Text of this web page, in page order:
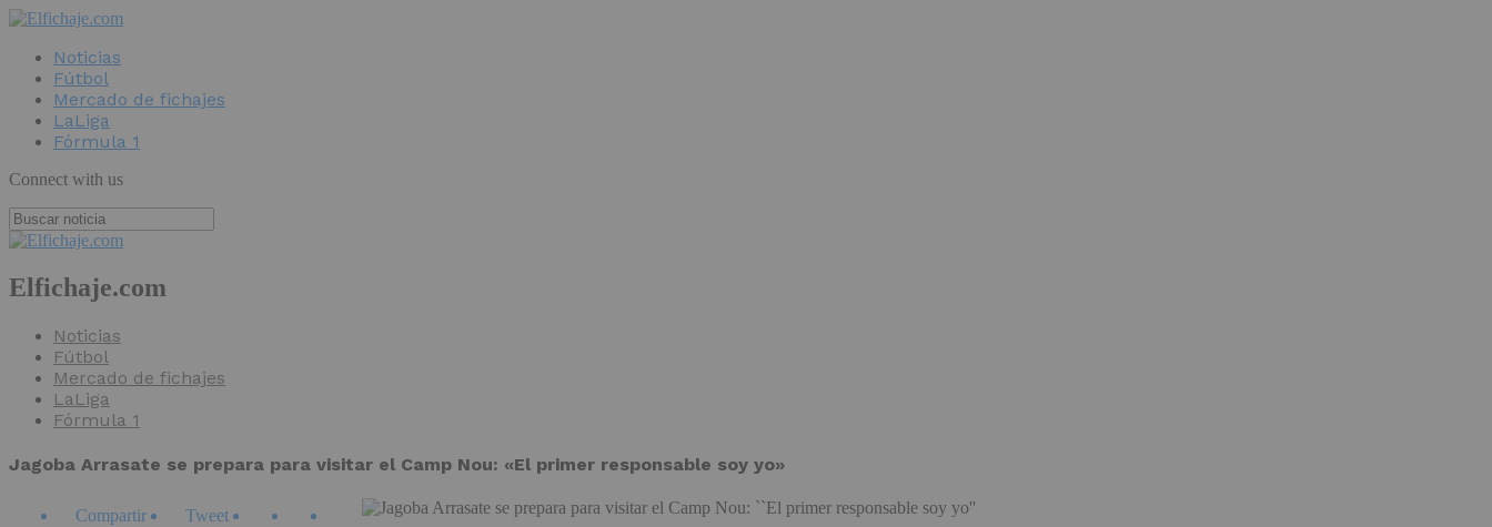
Noticias
Fútbol
Mercado de fichajes
LaLiga
Fórmula 1
Connect with us
Elfichaje.com
Noticias
Fútbol
Mercado de fichajes
LaLiga
Fórmula 1
Jagoba Arrasate se prepara para visitar el Camp Nou: «El primer responsable soy yo»
Compartir Tweet